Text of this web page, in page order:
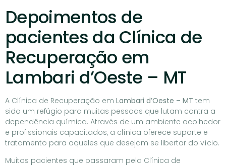
Depoimentos de
pacientes da Clínica de
Recuperação em
Lambari d’Oeste – MT
A Clínica de Recuperação em Lambari d’Oeste – MT tem
sido um refúgio para muitas pessoas que lutam contra a
dependência química. Através de um ambiente acolhedor
e profissionais capacitados, a clínica oferece suporte e
tratamento para aqueles que desejam se libertar do vício.
Muitos pacientes que passaram pela Clínica de